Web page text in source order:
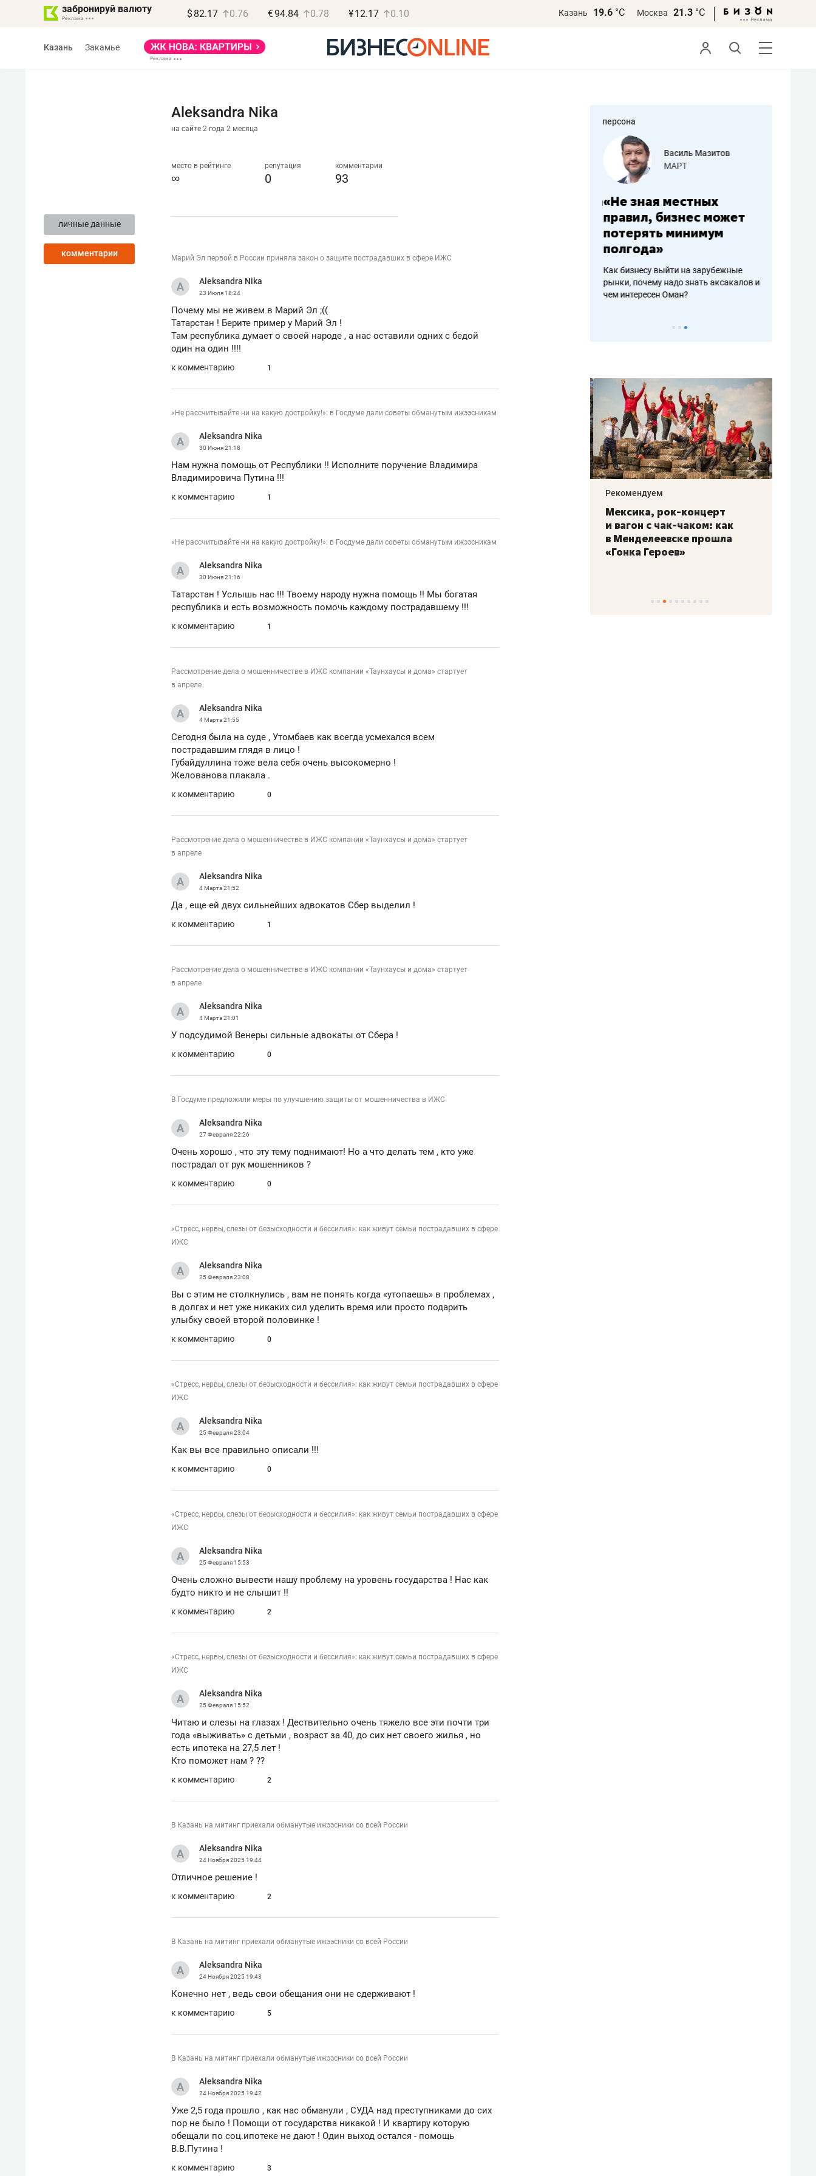
забронируй валюту $ 82.17 0.76 €94.84 0.78 ¥12.17 0.10 Казань 19.6 °С Москва 21.3 °С
Казань Закамье
личные данные
комментарии
Aleksandra Nika
на сайте 2 года 2 месяца
место в рейтинге
∞
репутация
0
комментарии
93
Марий Эл первой в России приняла закон о защите пострадавших в сфере ИЖС
Aleksandra Nika
23 Июля18:24
Почему мы не живем в Марий Эл ;((
Татарстан ! Берите пример у Марий Эл !
Там республика думает о своей народе , а нас оставили одних с бедой
один на один !!!!
к комментарию 1
«Не рассчитывайте ни на какую достройку!»: в Госдуме дали советы обманутым ижээсникам
Aleksandra Nika
30 Июня21:18
Нам нужна помощь от Республики !! Исполните поручение Владимира
Владимировича Путина !!!
к комментарию 1
«Не рассчитывайте ни на какую достройку!»: в Госдуме дали советы обманутым ижээсникам
Aleksandra Nika
30 Июня21:16
Татарстан ! Услышь нас !!! Твоему народу нужна помощь !! Мы богатая
республика и есть возможность помочь каждому пострадавшему !!!
к комментарию 1
Рассмотрение дела о мошенничестве в ИЖС компании «Таунхаусы и дома» стартует
в апреле
Aleksandra Nika
4 Марта21:55
Сегодня была на суде , Утомбаев как всегда усмехался всем
пострадавшим глядя в лицо !
Губайдуллина тоже вела себя очень высокомерно !
Желованова плакала .
к комментарию 0
Рассмотрение дела о мошенничестве в ИЖС компании «Таунхаусы и дома» стартует
в апреле
Aleksandra Nika
4 Марта21:52
Да , еще ей двух сильнейших адвокатов Сбер выделил !
к комментарию 1
Рассмотрение дела о мошенничестве в ИЖС компании «Таунхаусы и дома» стартует
в апреле
Aleksandra Nika
4 Марта21:01
У подсудимой Венеры сильные адвокаты от Сбера !
к комментарию 0
В Госдуме предложили меры по улучшению защиты от мошенничества в ИЖС
Aleksandra Nika
27 Февраля22:26
Очень хорошо , что эту тему поднимают! Но а что делать тем , кто уже
пострадал от рук мошенников ?
к комментарию 0
«Стресс, нервы, слезы от безысходности и бессилия»: как живут семьи пострадавших в сфере
ИЖС
Aleksandra Nika
25 Февраля23:08
Вы с этим не столкнулись , вам не понять когда «утопаешь» в проблемах ,
в долгах и нет уже никаких сил уделить время или просто подарить
улыбку своей второй половинке !
к комментарию 0
«Стресс, нервы, слезы от безысходности и бессилия»: как живут семьи пострадавших в сфере
ИЖС
Aleksandra Nika
25 Февраля23:04
Как вы все правильно описали !!!
к комментарию 0
«Стресс, нервы, слезы от безысходности и бессилия»: как живут семьи пострадавших в сфере
ИЖС
Aleksandra Nika
25 Февраля15:53
Очень сложно вывести нашу проблему на уровень государства ! Нас как
будто никто и не слышит !!
к комментарию 2
«Стресс, нервы, слезы от безысходности и бессилия»: как живут семьи пострадавших в сфере
ИЖС
Aleksandra Nika
25 Февраля15:52
Читаю и слезы на глазах ! Дествительно очень тяжело все эти почти три
года «выживать» с детьми , возраст за 40, до сих нет своего жилья , но
есть ипотека на 27,5 лет !
Кто поможет нам ? ??
к комментарию 2
В Казань на митинг приехали обманутые ижээсники со всей России
Aleksandra Nika
24 Ноября 202519:44
Отличное решение !
к комментарию 2
В Казань на митинг приехали обманутые ижээсники со всей России
Aleksandra Nika
24 Ноября 202519:43
Конечно нет , ведь свои обещания они не сдерживают !
к комментарию 5
В Казань на митинг приехали обманутые ижээсники со всей России
Aleksandra Nika
24 Ноября 202519:42
Уже 2,5 года прошло , как нас обманули , СУДА над преступниками до сих
пор не было ! Помощи от государства никакой ! И квартиру которую
обещали по соц.ипотеке не дают ! Один выход остался - помощь
В.В.Путина !
к комментарию 3
персона
МАРТ
правил, бизнес может
потерять минимум
полгода»
рынки, почему надо знать аксакалов и
чем интересен Оман?
«Готовые решения»
не заработать вообще,
Василь Мазитов
МАРТ
«Не зная местных
правил, бизнес может
потерять минимум
полгода»
Как бизнесу выйти на зарубежные
рынки, почему надо знать аксакалов и
чем интересен Оман?
комфорта под Казанью
Рекомендуем
безопасность в ЖК «Нова»
с ментальным и физическим
Рекомендуем
Мексика, рок-концерт
и вагон с чак-чаком: как
в Менделеевске прошла
«Гонка Героев»